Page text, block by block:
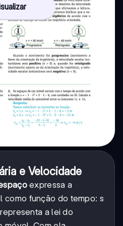
e Velocidade
expressa a
como função do tempo: s
a lei do